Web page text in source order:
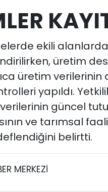
ekili
üretim
üretim
yapıldı.
güncel
ve tarımsal
belirtti.
MERKEZİ